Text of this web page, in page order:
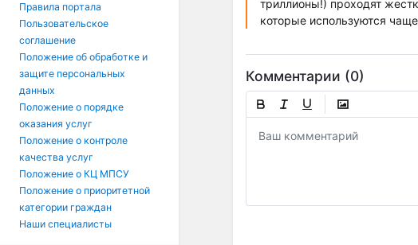
Правила портала
Пользовательское
соглашение
Положение об обработке и
защите персональных
данных
Положение о порядке
оказания услуг
Положение о контроле
качества услуг
Положение о КЦ МПСУ
Положение о приоритетной
категории граждан
Наши специалисты
триллионы!) проходят
которые используются
Комментарии (0)